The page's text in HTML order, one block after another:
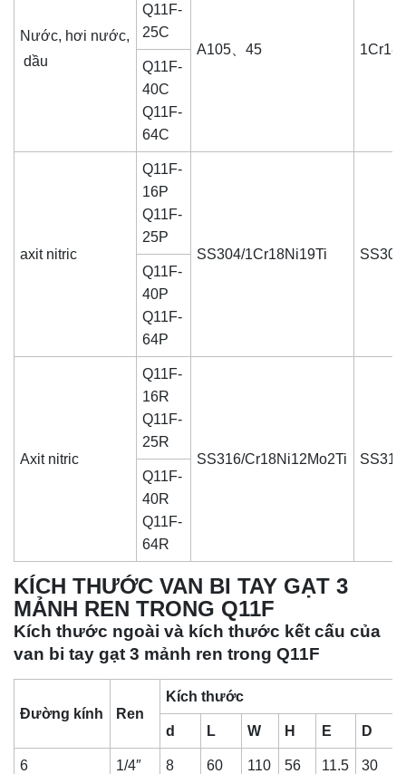
Nước, hơi nước,
dầu
Q11F-
25C
A105、45
Q11F-
40C
Q11F-
64C
axit nitric
Q11F-
16P
Q11F-
25P
SS304/1Cr18Ni19Ti
Q11F-
40P
Q11F-
64P
Axit nitric
Q11F-
16R
Q11F-
25R
SS316/Cr18Ni12Mo2Ti
Q11F-
40R
Q11F-
64R
KÍCH THƯỚC VAN BI TAY GẠT 3
MẢNH REN TRONG Q11F
Kích thước ngoài và kích thước kết cấu của
van bi tay gạt 3 mảnh ren trong Q11F
Đường kính Ren
Kích thước
d L W H E D
6 1/4″ 8 60 110 56 11.5 30